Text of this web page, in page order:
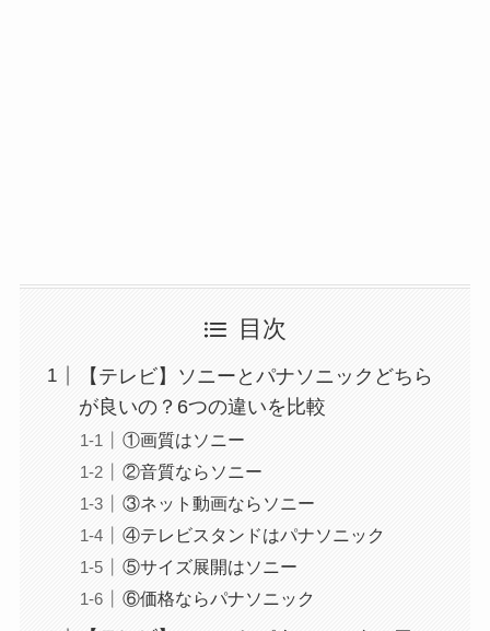
目次
【テレビ】ソニーとパナソニックどちら
が良いの？6つの違いを比較
①画質はソニー
②音質ならソニー
③ネット動画ならソニー
④テレビスタンドはパナソニック
⑤サイズ展開はソニー
⑥価格ならパナソニック